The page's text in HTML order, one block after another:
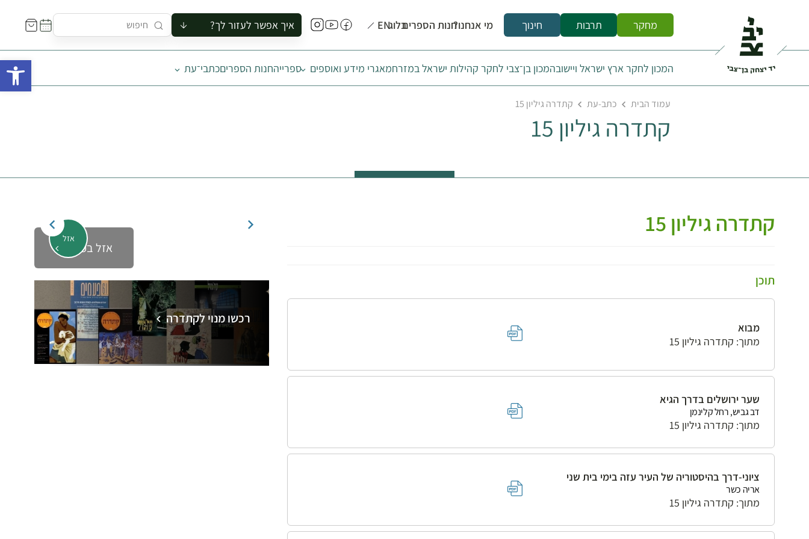
מחקר תרבות חינוך מי אנחנו?חנות הספריםבלוגEN איך אפשר לעזור לך?
להזמין סיור לקבוצה
להירשם לסיור
להירשם לקורס
המכון לחקר ארץ ישראל ויישובהמכון בן־צבי לחקר קהילות ישראל במזרחמאגרי מידע ואוספים ספרייהחנות הספריםכתבי־עת
עמוד הבית כתב-עת קתדרה גיליון 15
קתדרה גיליון 15
קתדרה גיליון 15
תוכן
מבוא
מתוך: קתדרה גיליון 15
שער ירושלים בדרך הגיא
דב גביש, רחל קלינמן
מתוך: קתדרה גיליון 15
ציוני-דרך בהיסטוריה של העיר עזה בימי בית שני
אריה כשר
מתוך: קתדרה גיליון 15
אזל
אזל במלאי
רכשו מנוי לקתדרה